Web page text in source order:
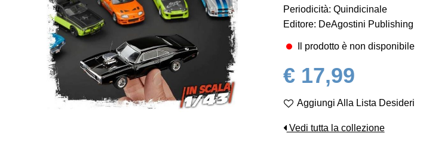
immagini
Periodicità: Quindicinale
Editore: DeAgostini Publishing
Il prodotto è non disponibile
€ 17,99
Aggiungi Alla Lista Desideri
Vedi tutta la collezione